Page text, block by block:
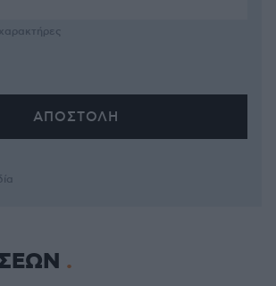
χαρακτήρες